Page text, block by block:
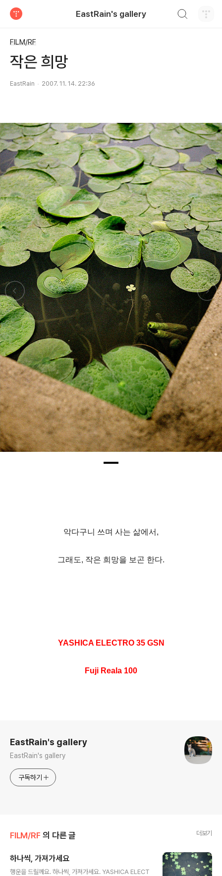
EastRain's gallery
FILM/RF
작은 희망
EastRain 2007. 11. 14. 22:36
악다구니 쓰며 사는 삶에서,
그래도, 작은 희망을 보곤 한다.
YASHICA ELECTRO 35 GSN
Fuji Reala 100
EastRain's gallery
EastRain's gallery
구독하기
FILM/RF 의 다른 글 더보기
하나씩, 가져가세요
행운을 드릴께요. 하나씩, 가져가세요. YASHICA ELECT